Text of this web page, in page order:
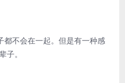
都不会在一起。但是有一种感
子。